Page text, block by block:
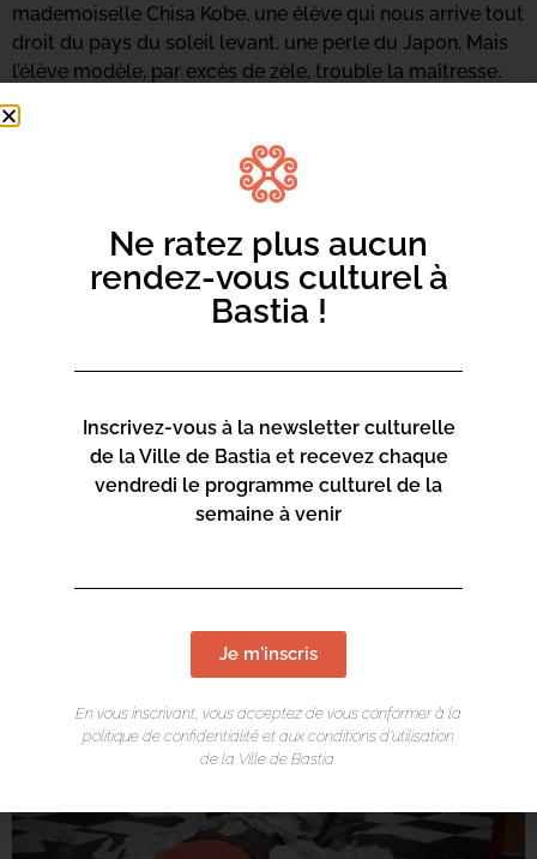
mademoiselle Chisa Kobe, une élève qui nous arrive tout
droit du pays du soleil levant, une perle du Japon. Mais
l’élève modèle, par excès de zèle, trouble la maîtresse.
Miss Olassido en perd ses mots et son sang-froid.
Perturbée elle jette la jeune japonaise à la poubelle tête
la première. En arrière-plan, le décor de la salle de
classe s’anime pour révéler ce que voit l’élève. Chisa
5€ pour les enfants et 8€ pour les adultes
Ne ratez plus aucun
rendez-vous culturel à
Bastia !
Inscrivez-vous à la newsletter culturelle
de la Ville de Bastia et recevez chaque
vendredi le programme culturel de la
semaine à venir
Je m'inscris
En vous inscrivant, vous acceptez de vous conformer à la
politique de confidentialité et aux conditions d’utilisation
de la Ville de Bastia.